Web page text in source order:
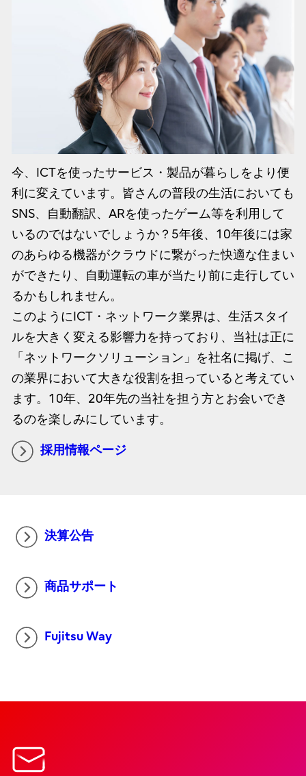
今、ICTを使ったサービス・製品が暮らしをより便
利に変えています。皆さんの普段の生活においても
SNS、自動翻訳、ARを使ったゲーム等を利用して
いるのではないでしょうか？5年後、10年後には家
のあらゆる機器がクラウドに繋がった快適な住まい
ができたり、自動運転の車が当たり前に走行してい
るかもしれません。
このようにICT・ネットワーク業界は、生活スタイ
ルを大きく変える影響力を持っており、当社は正に
「ネットワークソリューション」を社名に掲げ、こ
の業界において大きな役割を担っていると考えてい
ます。10年、20年先の当社を担う方とお会いでき
るのを楽しみにしています。
採用情報ページ
決算公告
商品サポート
Fujitsu Way